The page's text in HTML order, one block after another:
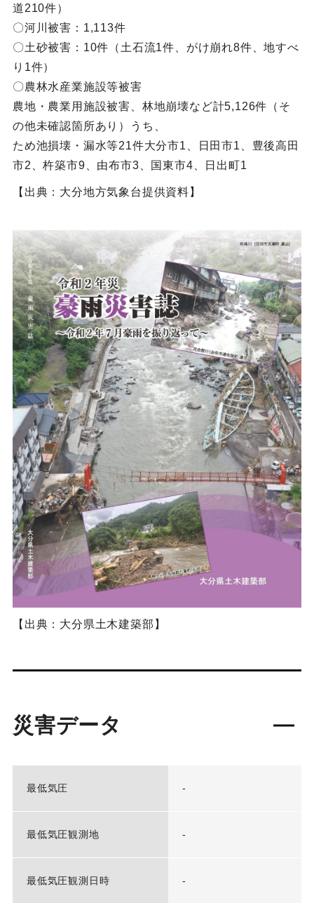
道210件）
〇河川被害：1,113件
〇土砂被害：10件（土石流1件、がけ崩れ8件、地すべ
り1件）
〇農林水産業施設等被害
農地・農業用施設被害、林地崩壊など計5,126件（そ
の他未確認箇所あり）うち、
ため池損壊・漏水等21件大分市1、日田市1、豊後高田
市2、杵築市9、由布市3、国東市4、日出町1
【出典：大分地方気象台提供資料】
【出典：大分県土木建築部】
災害データ
最低気圧 -
最低気圧観測地 -
最低気圧観測日時 -